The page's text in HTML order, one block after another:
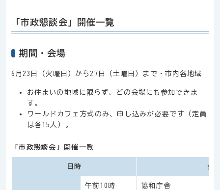
「市政懇談会」開催一覧
期間・会場
6月23日（火曜日）から27日（土曜日）まで・市内各地域
お住まいの地域に限らず、どの会場にも参加できま
す。
ワールドカフェ方式のみ、申し込みが必要です（定員
は各15人）。
「市政懇談会」開催一覧
日時 会
午前10時 協和庁舎